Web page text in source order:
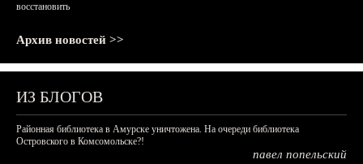
восстановить
Архив новостей >>
ИЗ БЛОГОВ
Районная библиотека в Амурске уничтожена. На очереди библиотека
Островского в Комсомольске?!
павел попельский